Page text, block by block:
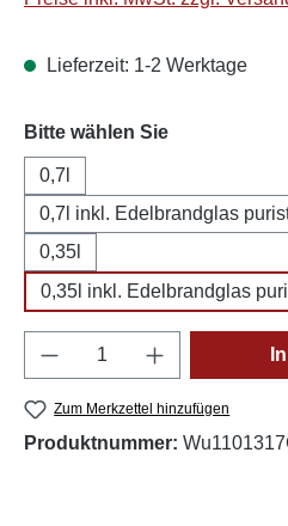
Lieferzeit: 1-2 Werktage
Bitte wählen Sieauswählen
0,7l
0,7l inkl. Edelbrandglas
0,35l
0,35l inkl. Edelbrandglas
Produkt Anzahl: Gib
Zum Merkzettel hinzufügen
Produktnummer: